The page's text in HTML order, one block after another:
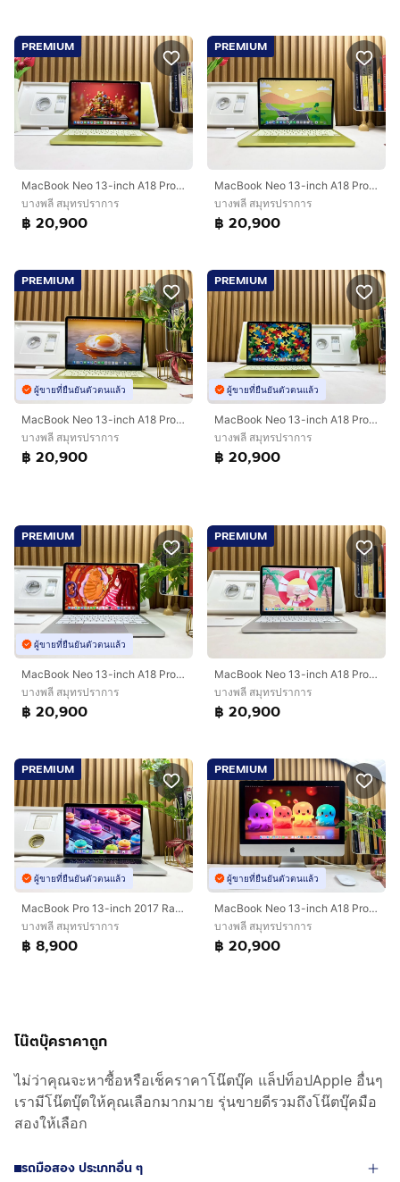
PREMIUM
MacBook Neo 13-inch A18 Pro 2026 Ram8GB SSD256GB Citrus
บางพลี สมุทรปราการ
฿ 20,900
PREMIUM
MacBook Neo 13-inch A18 Pro 2026 Ram8GB SSD256GB Citrus Apple Care 21 March 2027
บางพลี สมุทรปราการ
฿ 20,900
PREMIUM
ผู้ขายที่ยืนยันตัวตนแล้ว
MacBook Neo 13-inch A18 Pro 2026 Ram8GB SSD256GB Citrus Apple Care 21 March 2027
บางพลี สมุทรปราการ
฿ 20,900
PREMIUM
ผู้ขายที่ยืนยันตัวตนแล้ว
MacBook Neo 13-inch A18 Pro 2026 Ram8GB SSD256GB Citrus Apple Care 21 March 2027
บางพลี สมุทรปราการ
฿ 20,900
PREMIUM
ผู้ขายที่ยืนยันตัวตนแล้ว
MacBook Neo 13-inch A18 Pro 2026 Ram8GB SSD256GB Silver Apple Care 24 April 2027
บางพลี สมุทรปราการ
฿ 20,900
PREMIUM
MacBook Neo 13-inch A18 Pro 2026 Ram8GB SSD256GB Silver Apple Care 24 April 2027
บางพลี สมุทรปราการ
฿ 20,900
PREMIUM
ผู้ขายที่ยืนยันตัวตนแล้ว
MacBook Pro 13-inch 2017 Ram8GB SSD256GB Silver
บางพลี สมุทรปราการ
฿ 8,900
PREMIUM
ผู้ขายที่ยืนยันตัวตนแล้ว
MacBook Neo 13-inch A18 Pro 2026 Ram8GB SSD256GB Citrus Apple Care 21 March 2027
บางพลี สมุทรปราการ
฿ 20,900
โน๊ตบุ๊คราคาถูก
ไม่ว่าคุณจะหาซื้อหรือเช็คราคาโน๊ตบุ๊ค แล็ปท็อปApple อื่นๆ
เรามีโน๊ตบุ๊ตให้คุณเลือกมากมาย รุ่นขายดีรวมถึงโน๊ตบุ๊คมือ
สองให้เลือก
รถมือสอง ประเภทอื่น ๆ